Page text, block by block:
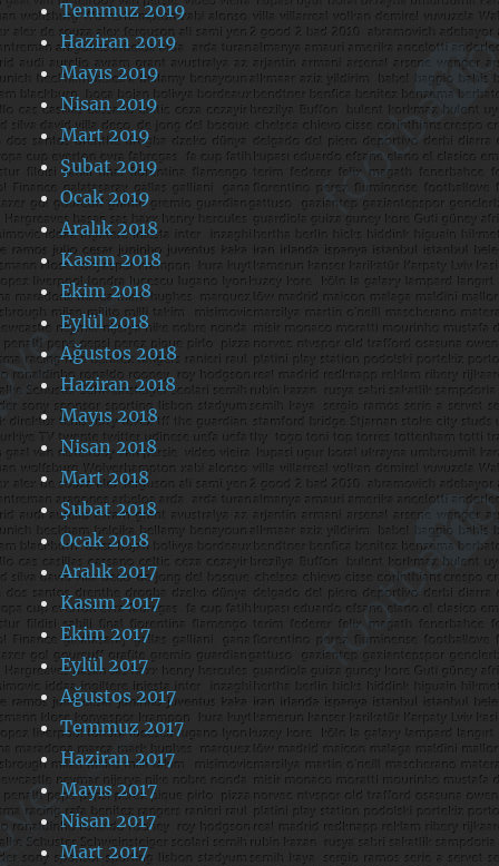
Temmuz 2019
Haziran 2019
Mayıs 2019
Nisan 2019
Mart 2019
Şubat 2019
Ocak 2019
Aralık 2018
Kasım 2018
Ekim 2018
Eylül 2018
Ağustos 2018
Haziran 2018
Mayıs 2018
Nisan 2018
Mart 2018
Şubat 2018
Ocak 2018
Aralık 2017
Kasım 2017
Ekim 2017
Eylül 2017
Ağustos 2017
Temmuz 2017
Haziran 2017
Mayıs 2017
Nisan 2017
Mart 2017